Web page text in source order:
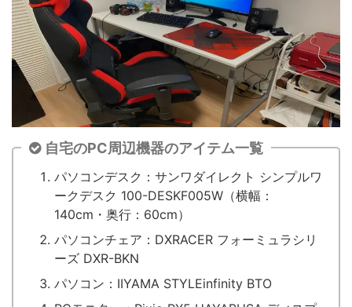
自宅のPC周辺機器のアイテム一覧
パソコンデスク：サンワダイレクト シンプルワ
ークデスク 100-DESKF005W（横幅：
140cm・奥行：60cm）
パソコンチェア：DXRACER フォーミュラシリ
ーズ DXR-BKN
パソコン：IIYAMA STYLEinfinity BTO